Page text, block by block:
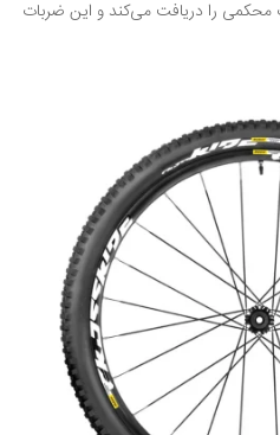
محکمی را دریافت می‌کند و این ضربات